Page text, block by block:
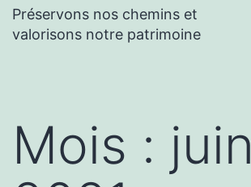
Préservons nos chemins et
valorisons notre patrimoine
Mois : juin